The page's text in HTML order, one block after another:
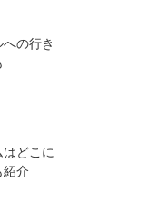
の行き
どこに
紹介